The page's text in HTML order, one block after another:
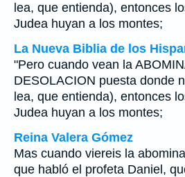
lea, que entienda), entonces
Judea huyan a los montes;
La Nueva Biblia de los
"Pero cuando vean la
DESOLACION puesta donde
lea, que entienda), entonces
Judea huyan a los montes;
Reina Valera Gómez
Mas cuando viereis la
que habló el profeta Daniel,